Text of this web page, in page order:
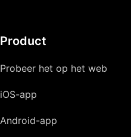
Product
Probeer het op het web
iOS-app
Android-app